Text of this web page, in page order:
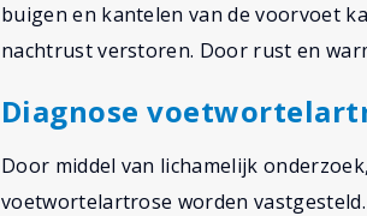
buigen en kantelen van de voorvoet
nachtrust verstoren. Door rust en
Diagnose
Door middel van lichamelijk
voetwortelartrose worden vastgesteld.